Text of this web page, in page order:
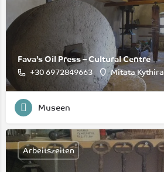
Fava’s Oil Press – Cultural Centre
‭+30 6972849663‬ Mitata Kythira
Museen
Arbeitszeiten